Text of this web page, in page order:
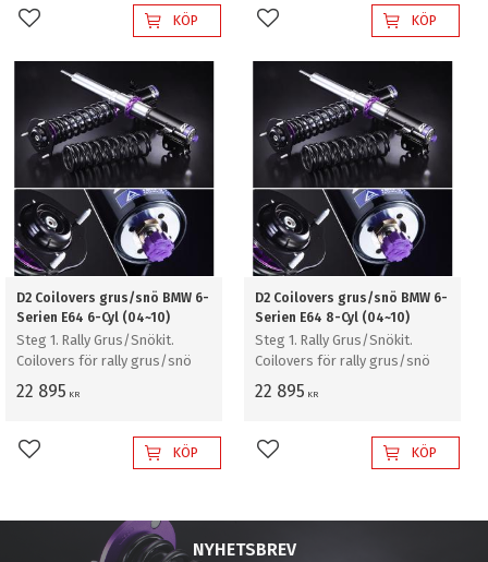
Lägg till i favoriterKÖP Lägg till i favoriterKÖP
D2 Coilovers grus/snö BMW 6-
Serien E64 6-Cyl (04~10)
Steg 1. Rally Grus/Snökit.
Coilovers för rally grus/snö
22 895 KR
Lägg till i favoriterKÖP
D2 Coilovers grus/snö BMW 6-
Serien E64 8-Cyl (04~10)
Steg 1. Rally Grus/Snökit.
Coilovers för rally grus/snö
22 895 KR
Lägg till i favoriterKÖP
NYHETSBREV